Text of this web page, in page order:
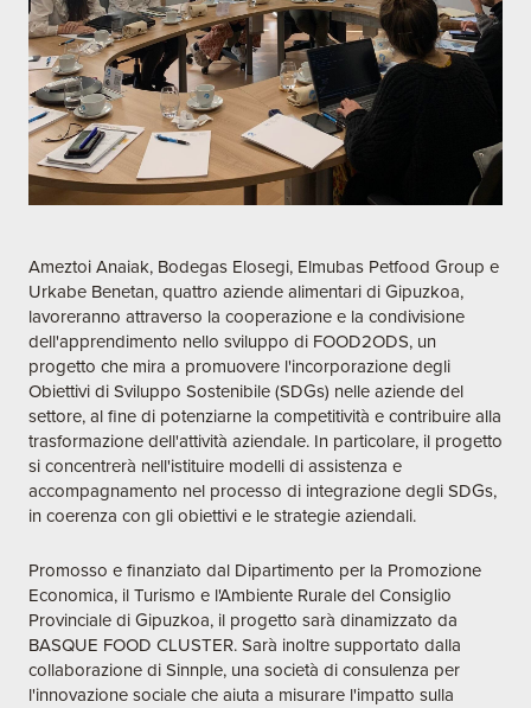
Ameztoi Anaiak, Bodegas Elosegi, Elmubas Petfood Group e
Urkabe Benetan, quattro aziende alimentari di Gipuzkoa,
lavoreranno attraverso la cooperazione e la condivisione
dell'apprendimento nello sviluppo di FOOD2ODS, un
progetto che mira a promuovere l'incorporazione degli
Obiettivi di Sviluppo Sostenibile (SDGs) nelle aziende del
settore, al fine di potenziarne la competitività e contribuire alla
trasformazione dell'attività aziendale. In particolare, il progetto
si concentrerà nell'istituire modelli di assistenza e
accompagnamento nel processo di integrazione degli SDGs,
in coerenza con gli obiettivi e le strategie aziendali.
Promosso e finanziato dal Dipartimento per la Promozione
Economica, il Turismo e l'Ambiente Rurale del Consiglio
Provinciale di Gipuzkoa, il progetto sarà dinamizzato da
BASQUE FOOD CLUSTER. Sarà inoltre supportato dalla
collaborazione di Sinnple, una società di consulenza per
l'innovazione sociale che aiuta a misurare l'impatto sulla